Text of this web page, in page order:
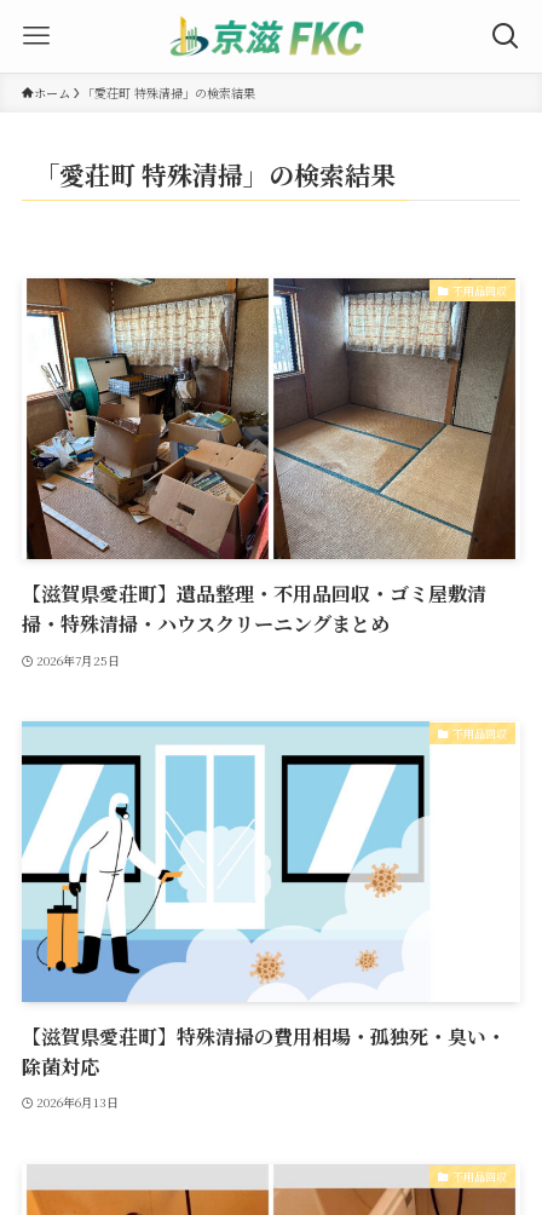
ホーム 「愛荘町 特殊清掃」の検索結果
「愛荘町 特殊清掃」の検索結果
不用品回収
【滋賀県愛荘町】遺品整理・不用品回収・ゴミ屋敷清
掃・特殊清掃・ハウスクリーニングまとめ
2026年7月25日
不用品回収
【滋賀県愛荘町】特殊清掃の費用相場・孤独死・臭い・
除菌対応
2026年6月13日
不用品回収